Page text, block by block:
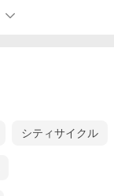
シティサイクル